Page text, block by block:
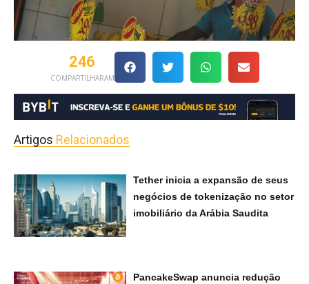
COMPARTILHARAM
246
Artigos Relacionados
Tether inicia a expansão de seus
negócios de tokenização no setor
imobiliário da Arábia Saudita
PancakeSwap anuncia redução